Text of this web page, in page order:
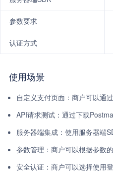
参数要求
认证方式
使用场景
自定义支付页面：商户可以通
API请求测试：通过下载
服务器端集成：使用服务器端
参数管理：商户可以根据参数
安全认证：商户可以选择使用